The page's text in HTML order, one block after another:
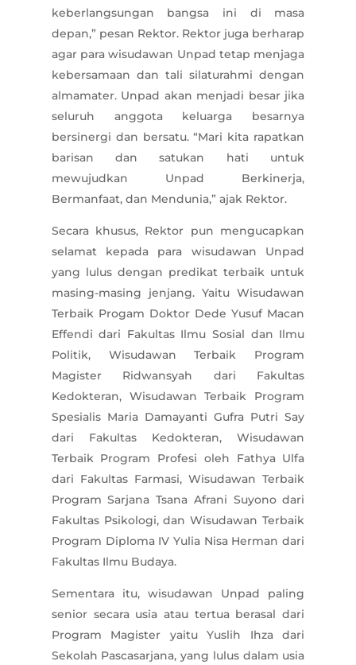
keberlangsungan bangsa ini di masa
depan,” pesan Rektor. Rektor juga berharap
agar para wisudawan Unpad tetap menjaga
kebersamaan dan tali silaturahmi dengan
almamater. Unpad akan menjadi besar jika
seluruh anggota keluarga besarnya
bersinergi dan bersatu. “Mari kita rapatkan
barisan dan satukan hati untuk
mewujudkan Unpad Berkinerja,
Bermanfaat, dan Mendunia,” ajak Rektor.
Secara khusus, Rektor pun mengucapkan
selamat kepada para wisudawan Unpad
yang lulus dengan predikat terbaik untuk
masing-masing jenjang. Yaitu Wisudawan
Terbaik Progam Doktor Dede Yusuf Macan
Effendi dari Fakultas Ilmu Sosial dan Ilmu
Politik, Wisudawan Terbaik Program
Magister Ridwansyah dari Fakultas
Kedokteran, Wisudawan Terbaik Program
Spesialis Maria Damayanti Gufra Putri Say
dari Fakultas Kedokteran, Wisudawan
Terbaik Program Profesi oleh Fathya Ulfa
dari Fakultas Farmasi, Wisudawan Terbaik
Program Sarjana Tsana Afrani Suyono dari
Fakultas Psikologi, dan Wisudawan Terbaik
Program Diploma IV Yulia Nisa Herman dari
Fakultas Ilmu Budaya.
Sementara itu, wisudawan Unpad paling
senior secara usia atau tertua berasal dari
Program Magister yaitu Yuslih Ihza dari
Sekolah Pascasarjana, yang lulus dalam usia